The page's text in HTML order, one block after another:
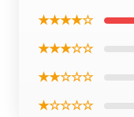
★★★★☆
★★★☆☆
★★☆☆☆
★☆☆☆☆